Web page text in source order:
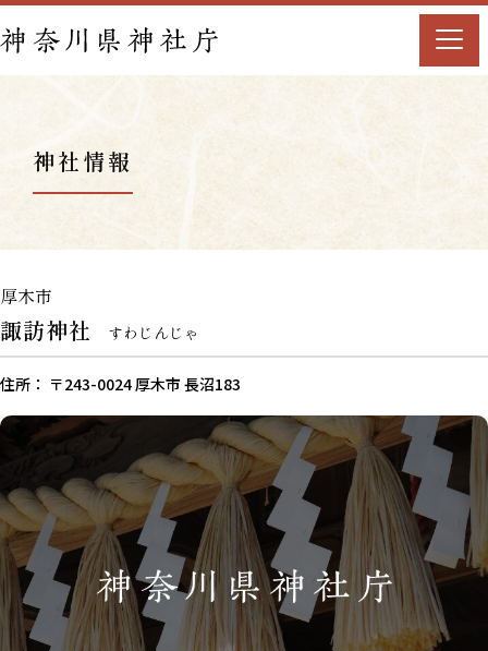
神社情報
厚木市
諏訪神社 すわじんじゃ
住所： 〒243-0024 厚木市 長沼183